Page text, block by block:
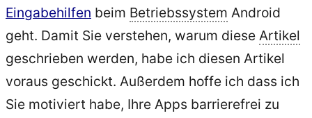
Eingabehilfen beim Betriebssystem Android
geht. Damit Sie verstehen, warum diese Artikel
geschrieben werden, habe ich diesen Artikel
voraus geschickt. Außerdem hoffe ich dass ich
Sie motiviert habe, Ihre Apps barrierefrei zu